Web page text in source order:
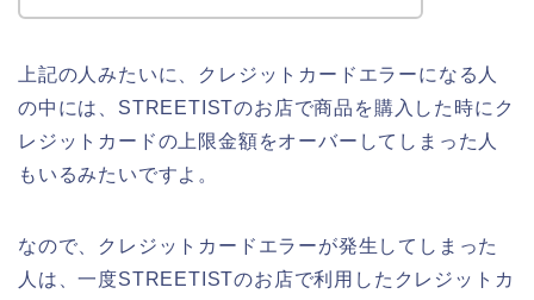
上記の人みたいに、クレジットカードエラーになる人
の中には、STREETISTのお店で商品を購入した時にク
レジットカードの上限金額をオーバーしてしまった人
もいるみたいですよ。
なので、クレジットカードエラーが発生してしまった
人は、一度STREETISTのお店で利用したクレジットカ